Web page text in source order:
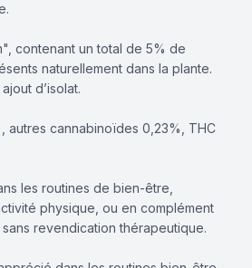
contenant un total de 5% de
naturellement dans la plante.
d’isolat.
autres cannabinoïdes 0,23%, THC
les routines de bien-être,
physique, ou en complément
revendication thérapeutique.